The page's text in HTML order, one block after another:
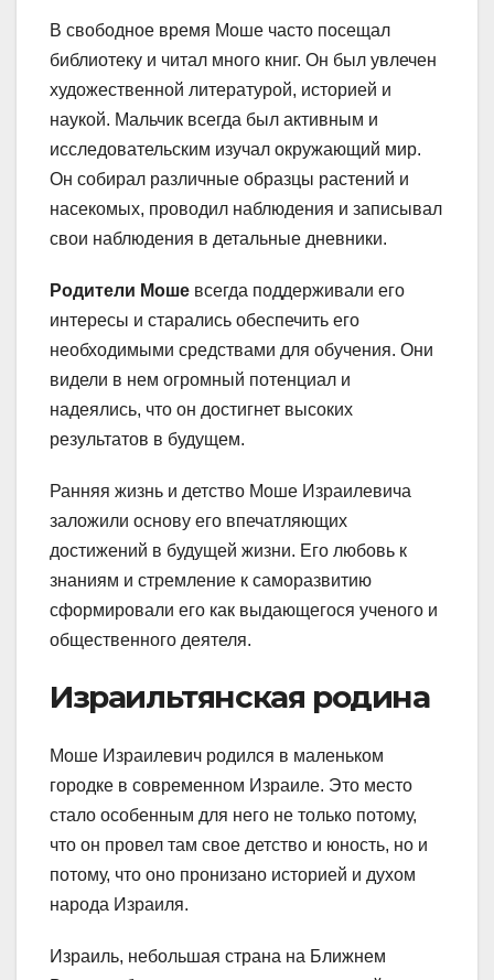
В свободное время Моше часто посещал
библиотеку и читал много книг. Он был увлечен
художественной литературой, историей и
наукой. Мальчик всегда был активным и
исследовательским изучал окружающий мир.
Он собирал различные образцы растений и
насекомых, проводил наблюдения и записывал
свои наблюдения в детальные дневники.
Родители Моше всегда поддерживали его
интересы и старались обеспечить его
необходимыми средствами для обучения. Они
видели в нем огромный потенциал и
надеялись, что он достигнет высоких
результатов в будущем.
Ранняя жизнь и детство Моше Израилевича
заложили основу его впечатляющих
достижений в будущей жизни. Его любовь к
знаниям и стремление к саморазвитию
сформировали его как выдающегося ученого и
общественного деятеля.
Израильтянская родина
Моше Израилевич родился в маленьком
городке в современном Израиле. Это место
стало особенным для него не только потому,
что он провел там свое детство и юность, но и
потому, что оно пронизано историей и духом
народа Израиля.
Израиль, небольшая страна на Ближнем